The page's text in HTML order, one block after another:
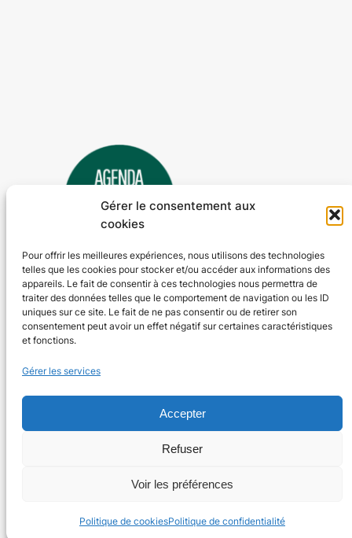
Gérer le consentement aux
cookies
Pour offrir les meilleures expériences, nous utilisons des technologies
telles que les cookies pour stocker et/ou accéder aux informations des
appareils. Le fait de consentir à ces technologies nous permettra de
traiter des données telles que le comportement de navigation ou les ID
uniques sur ce site. Le fait de ne pas consentir ou de retirer son
consentement peut avoir un effet négatif sur certaines caractéristiques
et fonctions.
Gérer les services
Accepter
Refuser
Voir les préférences
Politique de cookiesPolitique de confidentialité
Agenda 24
L'agenda des manifestations et activités en Dordogne
Tous les événements
Plus d’activités
S’abonner par mail
Nos valeurs
Mentions légales
WordPress